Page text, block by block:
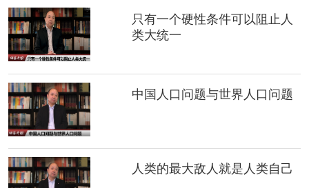
只有一个硬性条件可以阻止人
类大统一
中国人口问题与世界人口问题
人类的最大敌人就是人类自己